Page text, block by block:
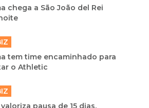
chega a São João del Rei
tem time encaminhado para
o Athletic
pausa de 15 dias,